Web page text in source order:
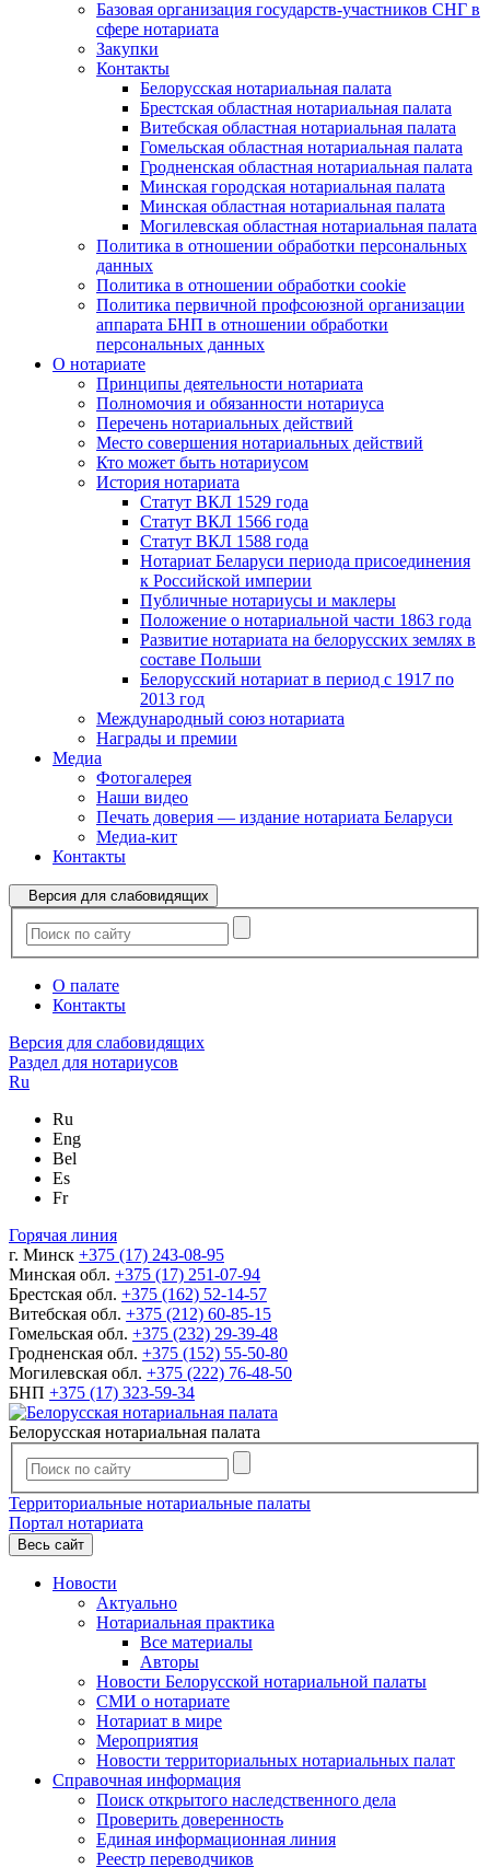
Базовая организация государств-участников СНГ в
сфере нотариата
Закупки
Контакты
Белорусская нотариальная палата
Брестская областная нотариальная палата
Витебская областная нотариальная палата
Гомельская областная нотариальная палата
Гродненская областная нотариальная палата
Минская городская нотариальная палата
Минская областная нотариальная палата
Могилевская областная нотариальная палата
Политика в отношении обработки персональных
данных
Политика в отношении обработки cookie
Политика первичной профсоюзной организации
аппарата БНП в отношении обработки
персональных данных
О нотариате
Принципы деятельности нотариата
Полномочия и обязанности нотариуса
Перечень нотариальных действий
Место совершения нотариальных действий
Кто может быть нотариусом
История нотариата
Статут ВКЛ 1529 года
Статут ВКЛ 1566 года
Статут ВКЛ 1588 года
Нотариат Беларуси периода присоединения
к Российской империи
Публичные нотариусы и маклеры
Положение о нотариальной части 1863 года
Развитие нотариата на белорусских землях в
составе Польши
Белорусский нотариат в период с 1917 по
2013 год
Международный союз нотариата
Награды и премии
Медиа
Фотогалерея
Наши видео
Печать доверия — издание нотариата Беларуси
Медиа-кит
Контакты
Версия для слабовидящих
О палате
Контакты
Версия для слабовидящих
Раздел для нотариусов
Ru
Ru
Eng
Bel
Es
Fr
Горячая линия
г. Минск +375 (17) 243-08-95
Минская обл. +375 (17) 251-07-94
Брестская обл. +375 (162) 52-14-57
Витебская обл. +375 (212) 60-85-15
Гомельская обл. +375 (232) 29-39-48
Гродненская обл. +375 (152) 55-50-80
Могилевская обл. +375 (222) 76-48-50
БНП +375 (17) 323-59-34
Белорусская нотариальная палата
Территориальные нотариальные палаты
Портал нотариата
Весь сайт
Новости
Актуально
Нотариальная практика
Все материалы
Авторы
Новости Белорусской нотариальной палаты
СМИ о нотариате
Нотариат в мире
Мероприятия
Новости территориальных нотариальных палат
Справочная информация
Поиск открытого наследственного дела
Проверить доверенность
Единая информационная линия
Реестр переводчиков